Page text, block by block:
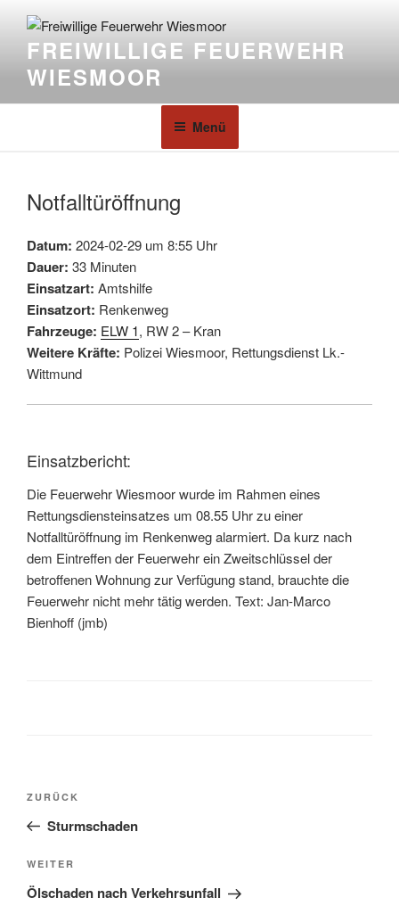
FREIWILLIGE FEUERWEHR
WIESMOOR
Menü
Notfalltüröffnung
Datum: 2024-02-29 um 8:55 Uhr
Dauer: 33 Minuten
Einsatzart: Amtshilfe
Einsatzort: Renkenweg
Fahrzeuge: ELW 1, RW 2 – Kran
Weitere Kräfte: Polizei Wiesmoor, Rettungsdienst Lk.-
Wittmund
Einsatzbericht:
Die Feuerwehr Wiesmoor wurde im Rahmen eines
Rettungsdiensteinsatzes um 08.55 Uhr zu einer
Notfalltüröffnung im Renkenweg alarmiert. Da kurz nach
dem Eintreffen der Feuerwehr ein Zweitschlüssel der
betroffenen Wohnung zur Verfügung stand, brauchte die
Feuerwehr nicht mehr tätig werden. Text: Jan-Marco
Bienhoff (jmb)
ZURÜCK
Sturmschaden
WEITER
Ölschaden nach Verkehrsunfall